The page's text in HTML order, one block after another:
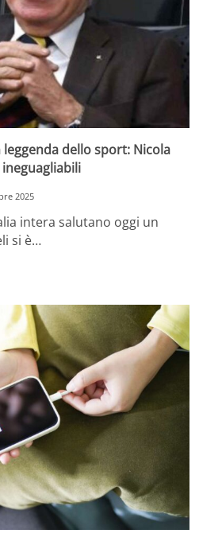
dello sport: Nicola
2025
intera salutano oggi un
si è…